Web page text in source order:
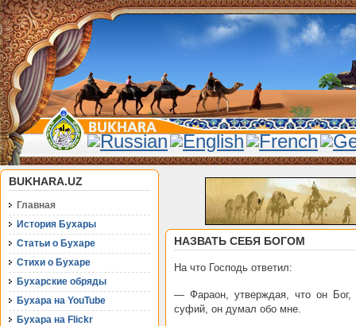
BUKHARA.UZ
Главная
История Бухары
Статьи о Бухаре
Стихи о Бухаре
Бухарские обряды
Бухара на YouTube
Бухара на Flickr
НАЗВАТЬ СЕБЯ БОГОМ
На что Господь ответил:
— Фараон, утверждая, что он Бог,
суфий, он думал обо мне.